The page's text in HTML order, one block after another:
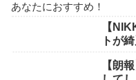
あなたにおすすめ！
【
トが
【朗